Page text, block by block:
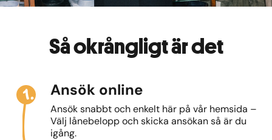
Så okrångligt är det
1. Ansök online
Ansök snabbt och enkelt här på vår hemsida –
Välj lånebelopp och skicka ansökan så är du
igång.